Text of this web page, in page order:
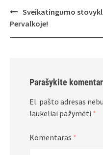
Post
navigation
Sveikatingumo
Pervalkoje!
Parašykite
El. pašto adresas
laukeliai pažymėti *
Komentaras *